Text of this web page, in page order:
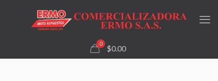
0
$0.00